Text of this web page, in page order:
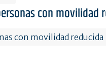
con movilidad
con movilidad reducida